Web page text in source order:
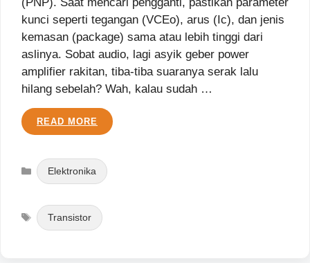
kunci seperti tegangan (VCEo), arus (Ic), dan jenis
kemasan (package) sama atau lebih tinggi dari
aslinya. Sobat audio, lagi asyik geber power
amplifier rakitan, tiba-tiba suaranya serak lalu
hilang sebelah? Wah, kalau sudah …
READ MORE
Categories
Elektronika
Tags
Transistor